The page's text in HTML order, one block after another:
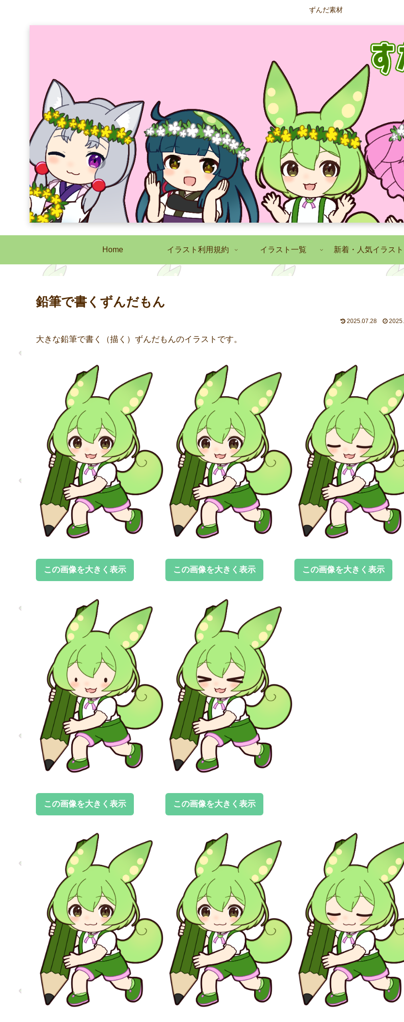
ずんだ素材
Home イラスト利用規約 イラスト一覧 新着・人気イラスト
鉛筆で書くずんだもん
2025.07.28
大きな鉛筆で書く（描く）ずんだもんのイラストです。
この画像を大きく表示 この画像を大きく表示 この画像を大きく表示
この画像を大きく表示 この画像を大きく表示